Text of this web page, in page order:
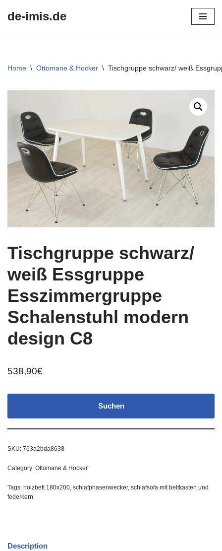
de-imis.de
Home \ Ottomane & Hocker \ Tischgruppe schwarz/ weiß
Tischgruppe schwarz/
weiß Essgruppe
Esszimmergruppe
Schalenstuhl modern
design C8
538,90€
Suchen
SKU: 763a2bda8638
Category: Ottomane & Hocker
Tags: holzbett 180x200, schlafphasenwecker, schlafsofa mit bettkasten und
federkern
Description